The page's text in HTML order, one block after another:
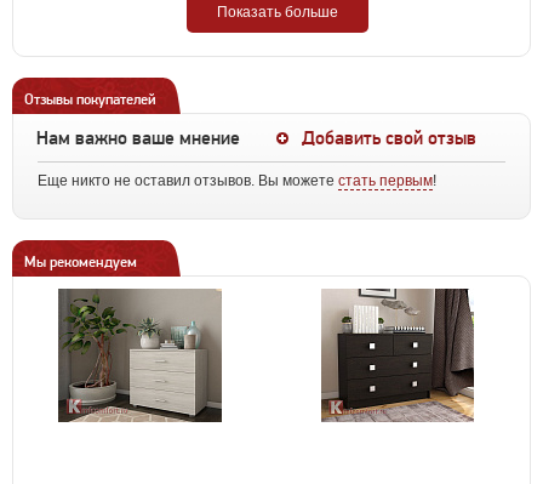
Показать больше
Отзывы покупателей
Нам важно ваше мнение Добавить свой отзыв
Еще никто не оставил отзывов. Вы можете стать первым!
Мы рекомендуем